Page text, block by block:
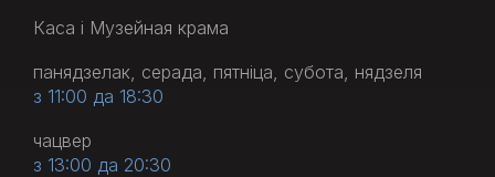
Каса і Музейная крама
панядзелак, серада, пятніца, субота, нядзеля
з 11:00 да 18:30
чацвер
з 13:00 да 20:30